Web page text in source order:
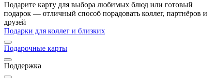
Подарите карту для выбора любимых блюд или готовый
подарок — отличный способ порадовать коллег, партнёров и
друзей
Подарки для коллег и близких
Подарочные карты
Поддержка